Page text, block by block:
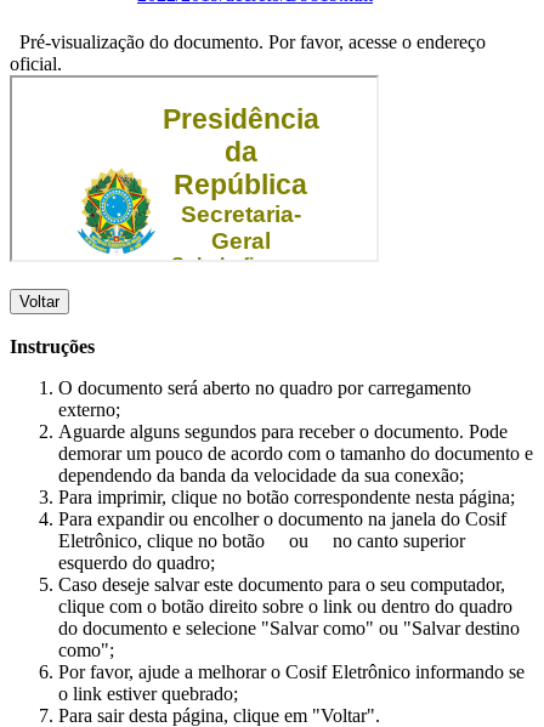
Pré-visualização do documento. Por favor, acesse o endereço
oficial.
Voltar
Instruções
O documento será aberto no quadro por carregamento
externo;
Aguarde alguns segundos para receber o documento. Pode
demorar um pouco de acordo com o tamanho do documento e
dependendo da banda da velocidade da sua conexão;
Para imprimir, clique no botão correspondente nesta página;
Para expandir ou encolher o documento na janela do Cosif
Eletrônico, clique no botão
ou
no canto superior
esquerdo do quadro;
Caso deseje salvar este documento para o seu computador,
clique com o botão direito sobre o link ou dentro do quadro
do documento e selecione "Salvar como" ou "Salvar destino
como";
Por favor, ajude a melhorar o Cosif Eletrônico informando se
o link estiver quebrado;
Para sair desta página, clique em "Voltar".